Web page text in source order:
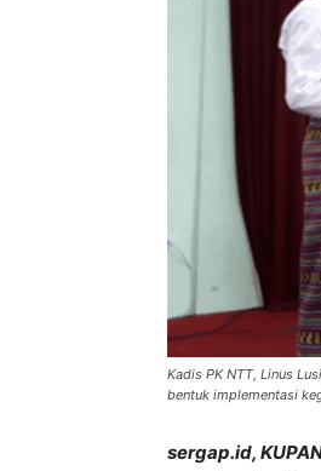
Kadis PK NTT, Linus
bentuk implementasi
sergap.id,